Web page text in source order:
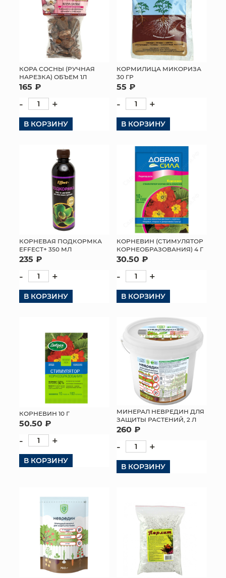
КОРА СОСНЫ (РУЧНАЯ
НАРЕЗКА) ОБЪЕМ 1Л
165 ₽
- +
В КОРЗИНУ
КОРМИЛИЦА МИКОРИЗА
30 ГР
55 ₽
- +
В КОРЗИНУ
КОРНЕВАЯ ПОДКОРМКА
EFFECT+ 350 МЛ
235 ₽
- +
В КОРЗИНУ
КОРНЕВИН (СТИМУЛЯТОР
КОРНЕОБРАЗОВАНИЯ) 4 Г
30.50 ₽
- +
В КОРЗИНУ
КОРНЕВИН 10 Г
50.50 ₽
- +
В КОРЗИНУ
МИНЕРАЛ НЕВРЕДИН ДЛЯ
ЗАЩИТЫ РАСТЕНИЙ, 2 Л
260 ₽
- +
В КОРЗИНУ